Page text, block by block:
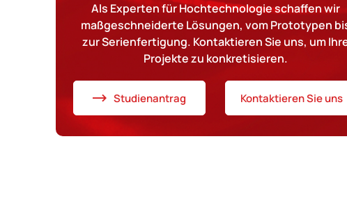
Als Experten für Hochtechnologie schaffen wir
maßgeschneiderte Lösungen, vom Prototypen
zur Serienfertigung. Kontaktieren Sie uns, um
Projekte zu konkretisieren.
Studienantrag Kontaktieren Sie uns